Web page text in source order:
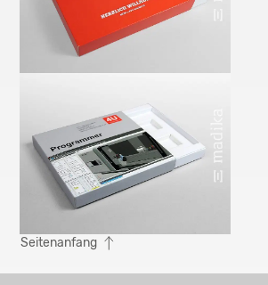
Seitenanfang